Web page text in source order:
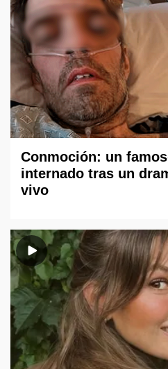
Conmoción: un
internado tras un
vivo